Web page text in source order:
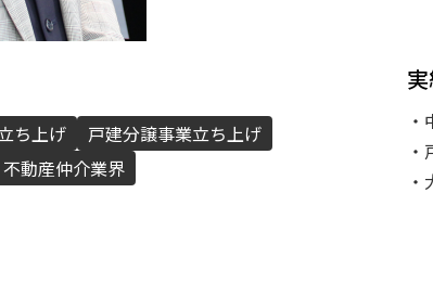
ち上げ
戸建分譲事業立ち上げ
不動産仲介業界